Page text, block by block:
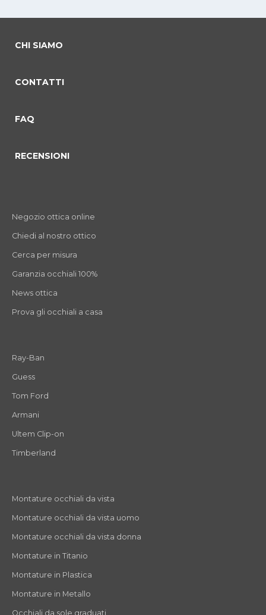
CHI SIAMO
CONTATTI
FAQ
RECENSIONI
Negozio ottica online
Chiedi al nostro ottico
Cerca per misura
Garanzia occhiali 100%
News ottica
Prova gli occhiali a casa
Ray-Ban
Guess
Tom Ford
Armani
Ultem Clip-on
Timberland
Montature occhiali da vista
Montature occhiali da vista uomo
Montature occhiali da vista donna
Montature in Titanio
Montature in Plastica
Montature in Metallo
Occhiali da sole graduati